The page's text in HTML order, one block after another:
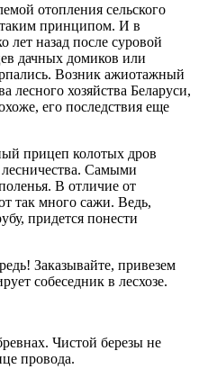
отопления сельского
принципом. И в
лет назад после суровой
дачных домиков или
Возник ажиотажный
лесного хозяйства Беларуси,
его последствия еще
прицеп колотых дров
Самыми
В отличие от
так много сажи. Ведь,
придется понести
Заказывайте, привезем
собеседник в лесхозе.
Чистой березы не
провода.